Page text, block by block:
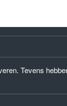
Tevens